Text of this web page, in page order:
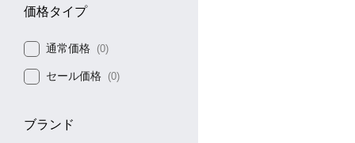
価格タイプ
通常価格 (0)
セール価格 (0)
ブランド